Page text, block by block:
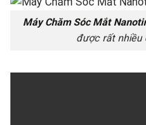
Máy Chăm Sóc Mắt
được rất nhiều